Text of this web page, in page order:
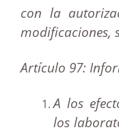
con la
modificaciones,
Artículo 97:
A los
los